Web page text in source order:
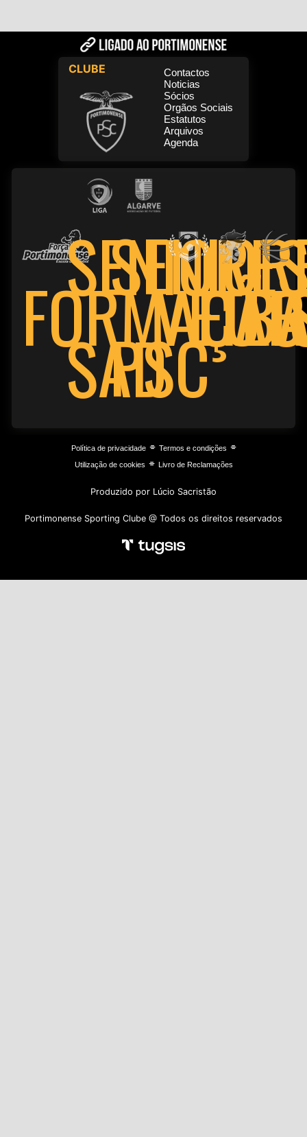
CLUBE
Contactos
Noticias
Sócios
Orgãos Sociais
Estatutos
Arquivos
Agenda
FORMAÇÃO
SAD
PSC
Política de privacidade⌯ Termos e condições ⌯
Utilização de cookies ⌯ Livro de Reclamações
Produzido por Lúcio Sacristão
Portimonense Sporting Clube @ Todos os direitos reservados